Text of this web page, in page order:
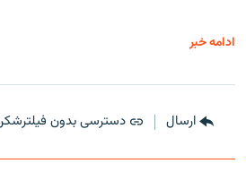
ادامه خبر
ارسال دسترسی بدون